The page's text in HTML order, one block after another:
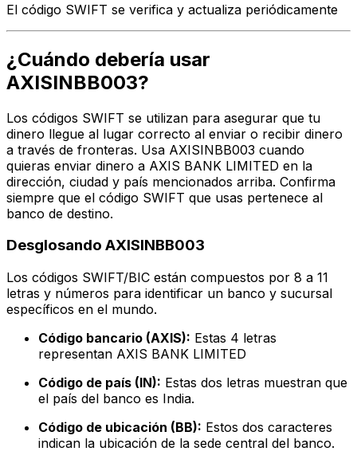
El código SWIFT se verifica y actualiza periódicamente
¿Cuándo debería usar
AXISINBB003?
Los códigos SWIFT se utilizan para asegurar que tu
dinero llegue al lugar correcto al enviar o recibir dinero
a través de fronteras. Usa AXISINBB003 cuando
quieras enviar dinero a AXIS BANK LIMITED en la
dirección, ciudad y país mencionados arriba. Confirma
siempre que el código SWIFT que usas pertenece al
banco de destino.
Desglosando AXISINBB003
Los códigos SWIFT/BIC están compuestos por 8 a 11
letras y números para identificar un banco y sucursal
específicos en el mundo.
Código bancario (AXIS): Estas 4 letras
representan AXIS BANK LIMITED
Código de país (IN): Estas dos letras muestran que
el país del banco es India.
Código de ubicación (BB): Estos dos caracteres
indican la ubicación de la sede central del banco.